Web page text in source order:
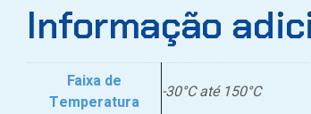
Informação
Faixa de
Temperatura
-30°C até 150°C